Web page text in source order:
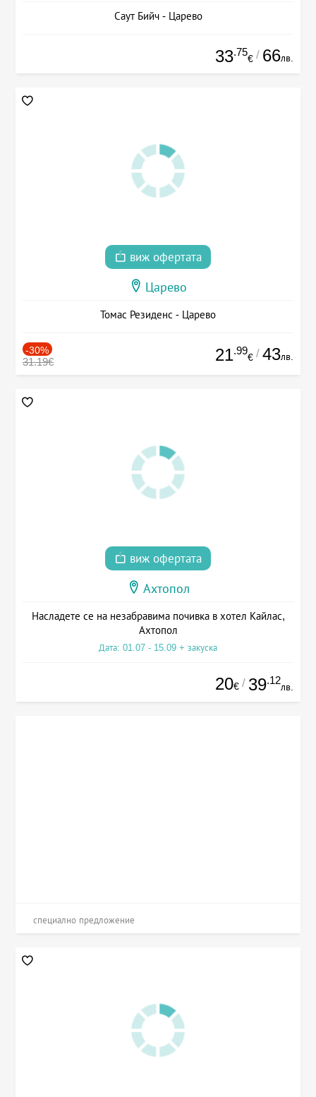
Саут Бийч - Царево
33.75
€ / 66лв.
виж офертата
Царево
Томас Резиденс - Царево
-30%
31.19€ 21.99
€ / 43лв.
виж офертата
Ахтопол
Насладете се на незабравима почивка в хотел Кайлас,
Ахтопол
Дата: 01.07 - 15.09 + закуска
20€ / 39.12
лв.
специално предложение